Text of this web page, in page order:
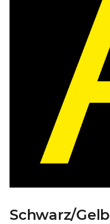
Schwarz/Gelb